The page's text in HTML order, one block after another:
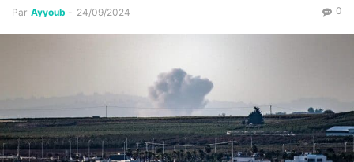
Par Ayyoub - 24/09/2024 0